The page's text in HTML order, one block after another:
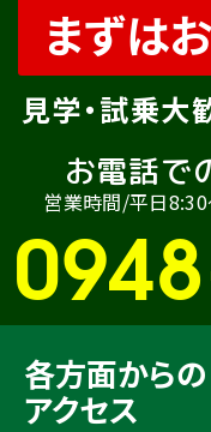
まずは
見学・試乗大
お電話で
営業時間/平日8:30
各方面からの
アクセス